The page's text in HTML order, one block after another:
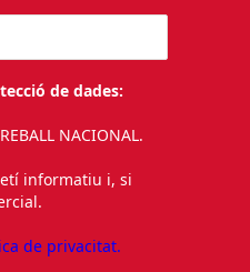
de dades:
NACIONAL.
informatiu i, si
de privacitat.